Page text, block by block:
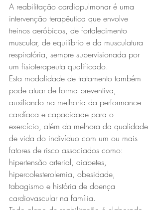
A reabilitação cardiopulmonar é uma
intervenção terapêutica que envolve
treinos aeróbicos, de fortalecimento
muscular, de equilíbrio e da musculatura
respiratória, sempre supervisionada por
um fisioterapeuta qualificado.
Esta modalidade de tratamento também
pode atuar de forma preventiva,
auxiliando na melhoria da performance
cardíaca e capacidade para o
exercício, além da melhora da qualidade
de vida do indivíduo com um ou mais
fatores de risco associados como:
hipertensão arterial, diabetes,
hipercolesterolemia, obesidade,
tabagismo e história de doença
cardiovascular na família.